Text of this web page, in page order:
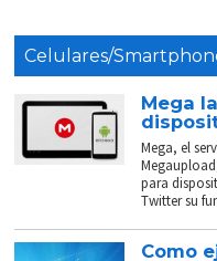
Celulares/
Mega
Mega, el
para
Twitter su
Como